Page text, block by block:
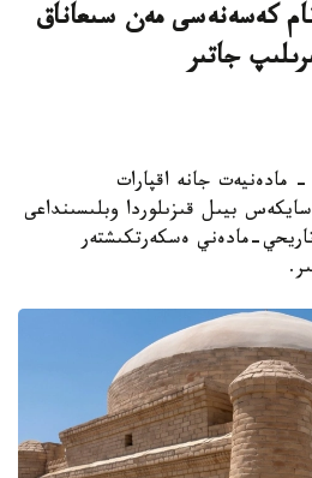
كەسەنەسى مەن سىعاناق
جاتىر
قىزىلوردا. KAZINFORM - مادەنيەت جانە اقپارات
بيىل قىزىلوردا وبلىسىنداعى
مادەني ەسكەرتكىشتەر